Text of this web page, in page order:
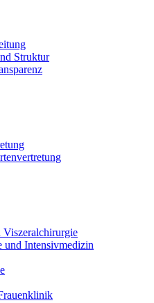
Struktur
und Intensivmedizin